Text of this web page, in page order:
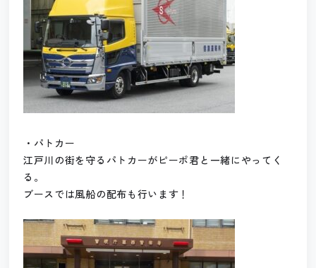
・パトカー
江戸川の街を守るパトカーがピーポ君と一緒にやってく
る。
ブースでは風船の配布も行います！